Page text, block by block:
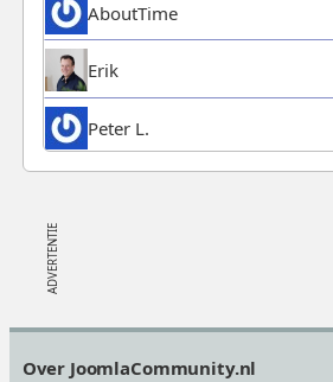
AboutTime
Erik
Peter L.
Over JoomlaCommunity.nl